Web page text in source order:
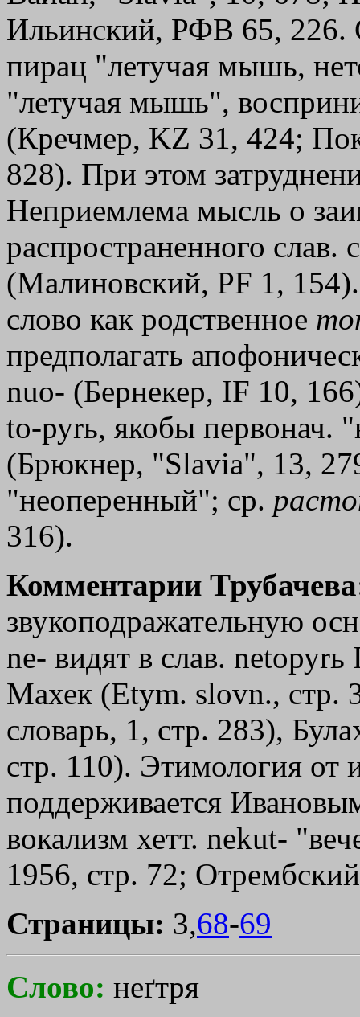
Ильинский, РФВ 65, 226.
пирац "летучая мышь,
"летучая мышь",
(Кречмер, KZ 31, 424;
828). При этом
Неприемлема мысль о
распространенного слав.
(Малиновский, РF 1,
слово как родственное
предполагать
nuo- (Бернекер, IF 10,
tо-руrь, якобы первонач.
(Брюкнер, "Slavia", 13,
"неоперенный"; ср.
316).
Комментарии
звукоподражательную
nе- видят в слав.
Махек (Еtуm. slovn., стр.
словарь, 1, стр. 283),
стр. 110). Этимология от
поддерживается
вокализм хетт. nekut-
1956, стр. 72;
Страницы: 3,68-69
Слово: неґтря